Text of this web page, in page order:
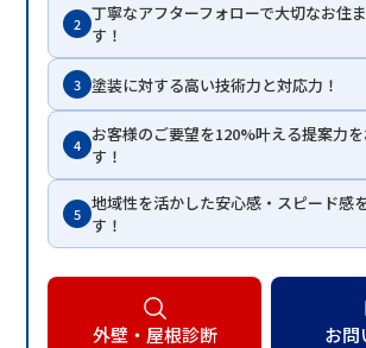
2 丁寧なアフターフォローで大切なお住
す！
3 塗装に対する高い技術力と対応力！
4
お客様のご要望を120%叶える提案力
す！
5 地域性を活かした安心感・スピード感
す！
外壁・屋根診断 お問